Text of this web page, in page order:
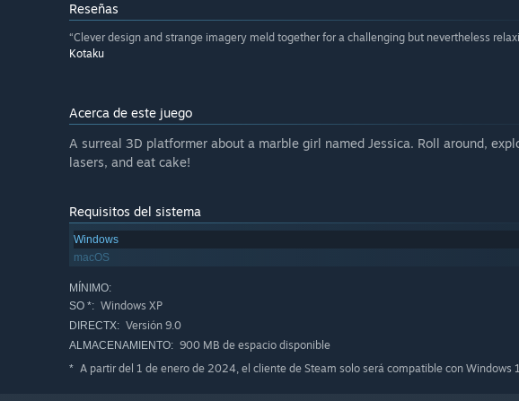
Reseñas
“Clever design and strange imagery meld together for a challenging but nevertheless
Kotaku
Acerca de este juego
A surreal 3D platformer about a marble girl named Jessica. Roll around,
lasers, and eat cake!
Requisitos del sistema
Windows
macOS
MÍNIMO:
SO *: Windows XP
DIRECTX: Versión 9.0
ALMACENAMIENTO: 900 MB de espacio disponible
* A partir del 1 de enero de 2024, el cliente de Steam solo será compatible con Windows